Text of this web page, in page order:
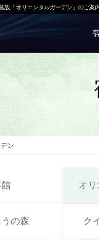
設「オリエンタルガーデン」のご案
ン
オ
の森 ク